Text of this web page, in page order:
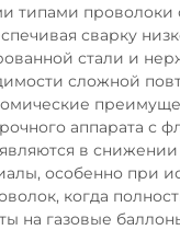
типами
сварку
стали и
сложной
аппарата с
в снижении
особенно при
когда
на газовые